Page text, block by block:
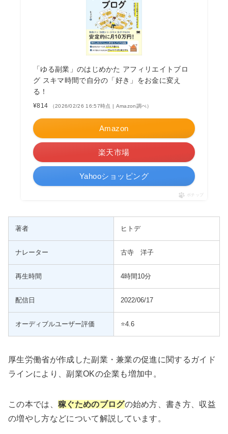
「ゆる副業」のはじめかた アフィリエイトブロ
グ スキマ時間で自分の「好き」をお金に変え
る！
¥814 （2026/02/26 16:57時点 | Amazon調べ）
Amazon
楽天市場
Yahooショッピング
ポチップ
著者 ヒトデ
ナレーター 古寺 洋子
再生時間 4時間10分
配信日 2022/06/17
オーディブルユーザー評価 ⭐️4.6
厚生労働省が作成した副業・兼業の促進に関するガイド
ラインにより、副業OKの企業も増加中。
この本では、 稼ぐためのブログの始め方、書き方、収益
の増やし方などについて解説しています。